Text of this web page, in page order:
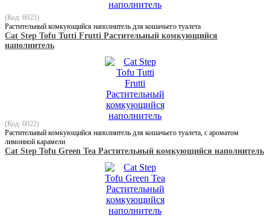
(Код: 6025)
Растительный комкующийся наполнитель для кошачьего туалета
Cat Step Tofu Tutti Frutti Растительный комкующийся
наполнитель
(Код: 6022)
Растительный комкующийся наполнитель для кошачьего туалета, с ароматом
лимонной карамели
Cat Step Tofu Green Tea Растительный комкующийся наполнитель